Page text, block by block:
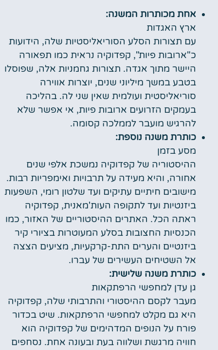
אחת מכותרות המשנה:
ארץ האגדות
עם תצורות הסלע הסוריאליסטיות שלה, הידועות
כ"ארובות פיות", קפדוקיה נראית כמו תפאורה
היישר מתוך אגדה. תצורות גחמניות אלה, שפוסלו
בטבע במשך מיליוני שנים, יוצרות אווירה
סוריאליסטית ועולמית שאין שני לה. בהליכה
בעמקים הזרועים ארובות פיות, אי אפשר שלא
להרגיש מועבר לממלכה קסומה.
כותרת משנה נוספת:
מסע בזמן
ההיסטוריה של קפדוקיה נמשכת אלפי שנים
אחורה, והיא מעידה על תרבויות ואימפריות רבות.
מישובים חיתיים עתיקים ועד שלטון רומי, השפעות
ביזנטיות ועד לתקופה העות'מאנית, קפדוקיה
ראתה הכל. האתרים ההיסטוריים של האזור, כמו
הכנסיות החצובות בסלע המעוטרות בציורי קיר
ביזנטיים והערים התת-קרקעיות, מציעים הצצה
אל השטיחים העשירים של עברו.
כותרת משנה שלישית:
גן עדן למחפשי הרפתקאות
מעבר לקסם ההיסטורי והתרבותי שלה, קפדוקיה
היא גם מקלט למחפשי הרפתקאות. שיט בכדור
פורח על הנופים המדהימים של קפדוקיה הוא
חוויה מרגשת ושלווה בעת ובעונה אחת. נסחפים